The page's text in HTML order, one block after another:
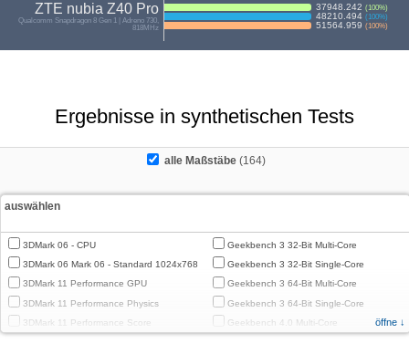
ZTE nubia Z40 Pro
Qualcomm Snapdragon 8 Gen 1 | Adreno 730,
818MHz
37948.242 (100%)
48210.494 (100%)
51564.959 (100%)
Ergebnisse in synthetischen Tests
alle Maßstäbe (164)
auswählen
3DMark 06 - CPU
3DMark 06 Mark 06 - Standard 1024x768
3DMark 11 Performance GPU
3DMark 11 Performance Physics
3DMark 11 Performance Score
Geekbench 3 32-Bit Multi-Core
Geekbench 3 32-Bit Single-Core
Geekbench 3 64-Bit Multi-Core
Geekbench 3 64-Bit Single-Core
Geekbench 4.0 Multi-Core
öffne ↓